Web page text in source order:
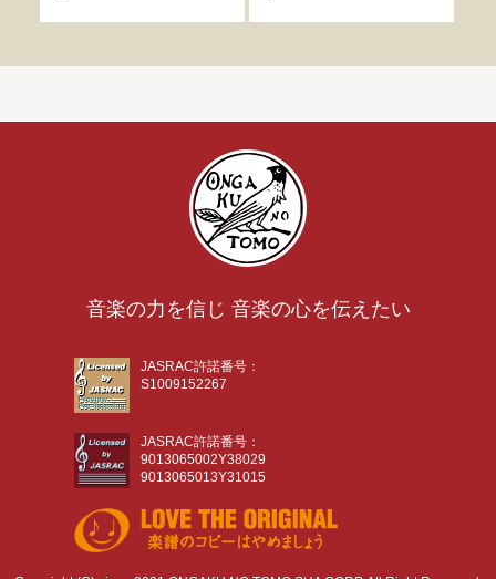
音楽の力を信じ 音楽の心を伝えたい
JASRAC許諾番号：
S1009152267
JASRAC許諾番号：
9013065002Y38029
9013065013Y31015